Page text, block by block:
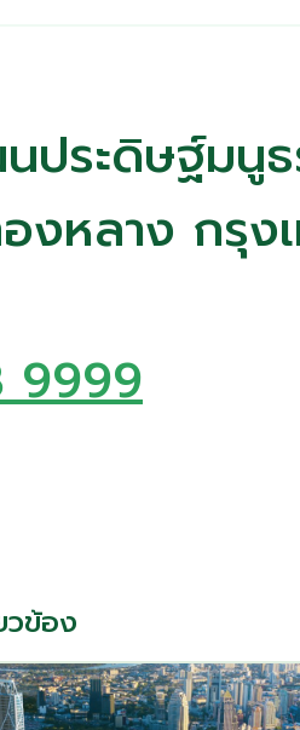
ประดิษฐ์มนู
งหลาง กรุง
9999
วข้อง